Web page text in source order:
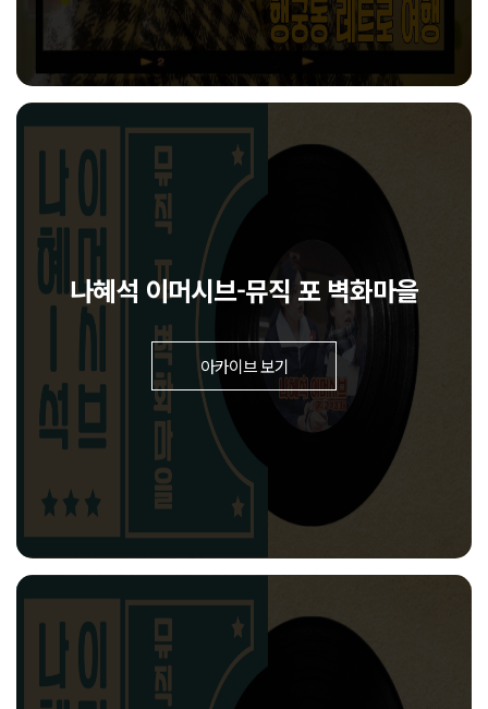
나혜석 이머시브-뮤직 포 벽화마을
아카이브 보기